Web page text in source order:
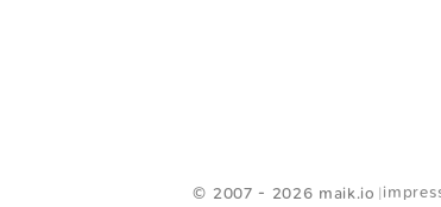
make the relationship less unidirectional. In this manner,
competitors gaining an unfair advantage is to co-opt
© 2007 - 2026 maik.io |